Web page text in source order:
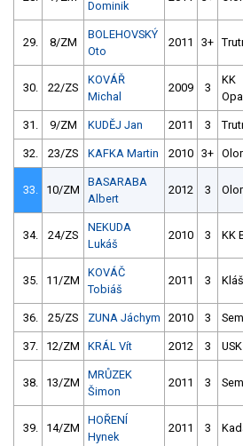
Dominik
29. 8/ZM
BOLEHOVSKÝ
Oto
2011 3+
30. 22/ZS
KOVÁŘ
Michal
2009 3
KK
31. 9/ZM KUDĚJ Jan 2011 3
32. 23/ZS KAFKA Martin 2010 3+
33. 10/ZM
BASARABA
Albert
2012 3
34. 24/ZS
NEKUDA
Lukáš
2010 3 KK
35. 11/ZM
KOVÁČ
Tobiáš
2011 3
36. 25/ZS ZUNA Jáchym 2010 3
37. 12/ZM KRÁL Vít 2012 3
38. 13/ZM
MRŮZEK
Šimon
2011 3
39. 14/ZM
HOŘENÍ
Hynek
2011 3